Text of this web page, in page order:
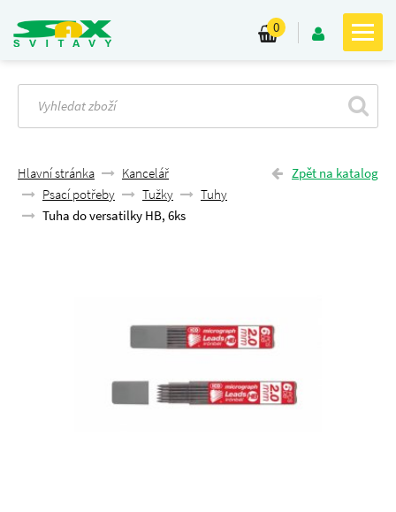
0
Zpět na katalog
Hlavní stránka
Kancelář
Psací potřeby
Tužky
Tuhy
Tuha do versatilky HB, 6ks